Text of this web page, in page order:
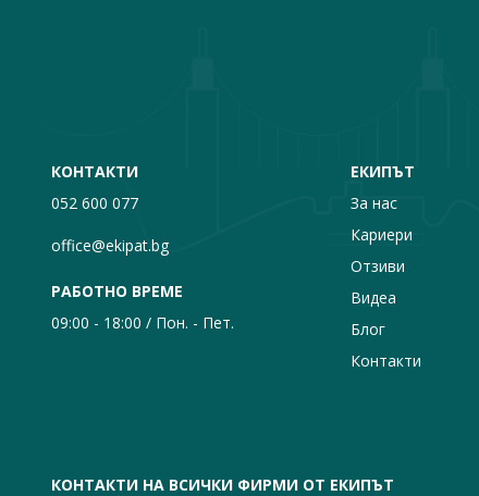
КОНТАКТИ
052 600 077
office@ekipat.bg
РАБОТНО ВРЕМЕ
09:00 - 18:00 / Пон. - Пет.
ЕКИПЪТ
За нас
Кариери
Отзиви
Видеа
Блог
Контакти
КОНТАКТИ НА ВСИЧКИ ФИРМИ ОТ ЕКИПЪТ